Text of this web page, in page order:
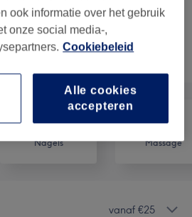
Kies
Nagels Massage
vanaf €25
ook informatie over het gebruik
onze social media-,
Cookiebeleid
Alle cookies
accepteren